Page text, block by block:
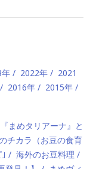
2022年
2021
2016年
2015年
『まめタリアーナ』と
チカラ（お豆の食育
海外のお豆料理